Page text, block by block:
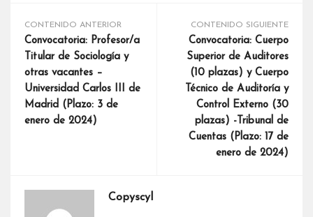
CONTENIDO ANTERIOR
Convocatoria: Profesor/a
Titular de Sociología y
otras vacantes –
Universidad Carlos III de
Madrid (Plazo: 3 de
enero de 2024)
CONTENIDO SIGUIENTE
Convocatoria: Cuerpo
Superior de Auditores
(10 plazas) y Cuerpo
Técnico de Auditoría y
Control Externo (30
plazas) -Tribunal de
Cuentas (Plazo: 17 de
enero de 2024)
Copyscyl